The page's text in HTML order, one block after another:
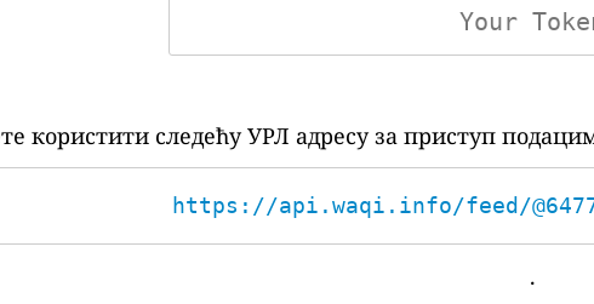
користити следећу УРЛ адресу за приступ
https://api.waqi.info/feed/@6477/
.